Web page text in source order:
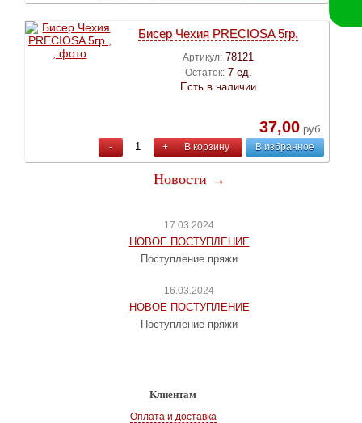
Бисер Чехия PRECIOSA 5гр.
Артикул: 78121
Остаток: 7 ед.
Есть в наличии
37,00руб.
- + В корзину В избранное
Новости →
17.03.2024
НОВОЕ ПОСТУПЛЕНИЕ
Поступление пряжи
16.03.2024
НОВОЕ ПОСТУПЛЕНИЕ
Поступление пряжи
Клиентам
Оплата и доставка